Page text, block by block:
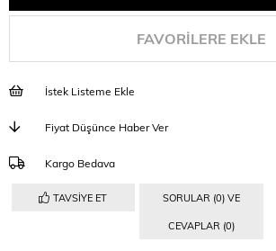
FAVORILERE EKLE
İstek Listeme Ekle
Fiyat Düşünce Haber Ver
Kargo Bedava
TAVSIYE ET SORULAR (0) VE
CEVAPLAR (0)